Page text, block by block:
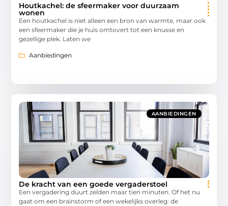
Houtkachel: de sfeermaker voor duurzaam
wonen
Een houtkachel is niet alleen een bron van warmte, maar ook
een sfeermaker die je huis omtovert tot een knusse en
gezellige plek. Laten we
Aanbiedingen
AANBIEDINGEN
De kracht van een goede vergaderstoel
Een vergadering duurt zelden maar tien minuten. Of het nu
gaat om een brainstorm of een wekelijks overleg: de